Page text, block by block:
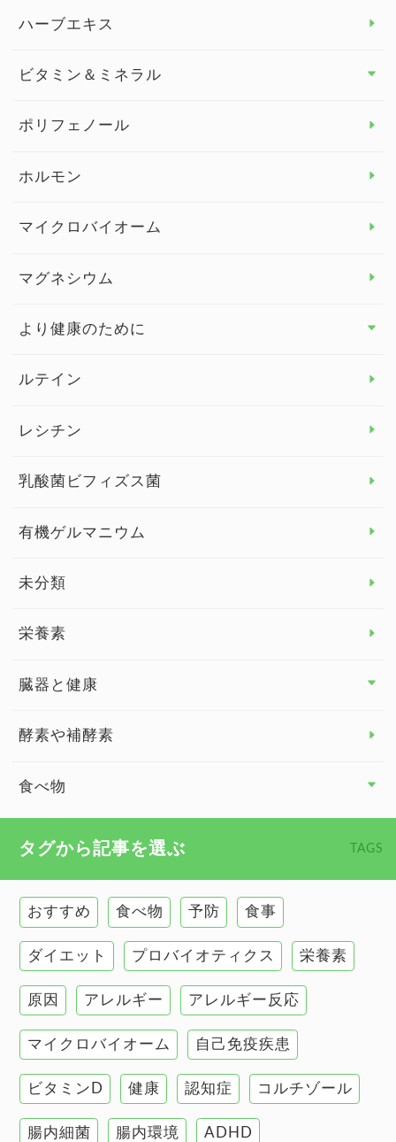
健康セミナー
ダイエット トップ
ハーブエキス
ビタミン＆ミネラル
ビタミン＆ミネラル トップ
ビタミンE
ポリフェノール
ホルモン
マイクロバイオーム
マグネシウム
より健康のために
より健康のために トップ
眼の健康
睡眠
ルテイン
レシチン
乳酸菌ビフィズス菌
有機ゲルマニウム
未分類
栄養素
臓器と健康
臓器と健康 トップ
慢性疲労
甲状腺
肌
肝臓の健康
腸の健康
自己免疫疾患
高血圧
酵素や補酵素
食べ物
タグから記事を選ぶ TAGS
おすすめ 食べ物 予防 食事
ダイエット プロバイオティクス 栄養素
原因 アレルギー アレルギー反応
マイクロバイオーム 自己免疫疾患
ビタミンD 健康 認知症 コルチゾール
腸内細菌 腸内環境 ADHD